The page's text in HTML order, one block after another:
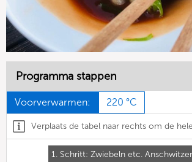
Programma stappen
Voorverwarmen: 220 °C
Verplaats de tabel naar rechts om de
1. Schritt: Zwiebeln etc.